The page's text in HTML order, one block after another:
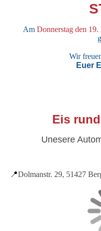
Am Donnerstag den 19.
Wir
Euer
Eis
Unesere
📍Dolmanstr. 29, 51427